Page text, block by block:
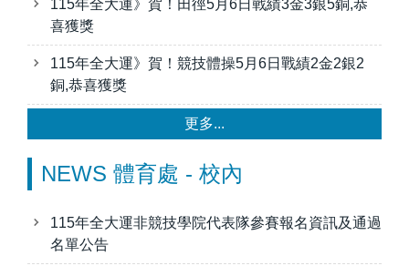
115年全大運》賀！田徑5月6日戰績3金3銀5銅,恭
喜獲獎
115年全大運》賀！競技體操5月6日戰績2金2銀2
銅,恭喜獲獎
更多...
NEWS 體育處 - 校內
115年全大運非競技學院代表隊參賽報名資訊及通過
名單公告